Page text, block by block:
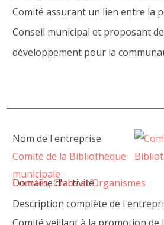
Comité assurant un lien entre la
Conseil municipal et proposant
développement pour la
Nom de l'entreprise
Comité de la Bibliothèque
municipale
Domaine d'activité
Comités, Clubs et Organismes
Description complète de